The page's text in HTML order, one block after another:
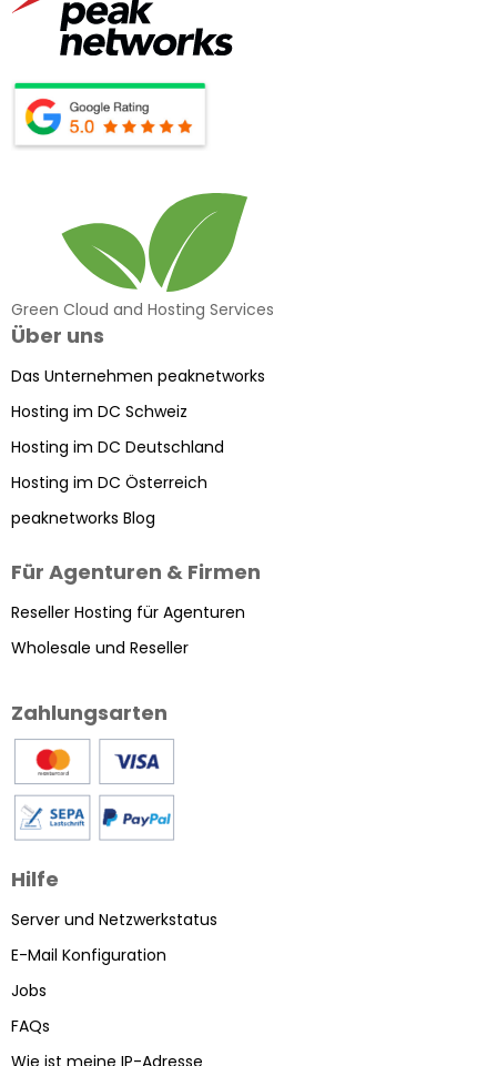
Green Cloud and Hosting Services
Über uns
Das Unternehmen peaknetworks
Hosting im DC Schweiz
Hosting im DC Deutschland
Hosting im DC Österreich
peaknetworks Blog
Für Agenturen & Firmen
Reseller Hosting für Agenturen
Wholesale und Reseller
Zahlungsarten
Hilfe
Server und Netzwerkstatus
E-Mail Konfiguration
Jobs
FAQs
Wie ist meine IP-Adresse